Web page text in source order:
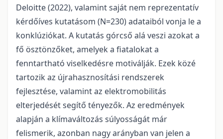
Deloitte (2022), valamint saját nem reprezentatív
kérdőíves kutatásom (N=230) adataiból vonja le a
konklúziókat. A kutatás górcső alá veszi azokat a
fő ösztönzőket, amelyek a fiatalokat a
fenntartható viselkedésre motiválják. Ezek közé
tartozik az újrahasznosítási rendszerek
fejlesztése, valamint az elektromobilitás
elterjedését segítő tényezők. Az eredmények
alapján a klímaváltozás súlyosságát már
felismerik, azonban nagy arányban van jelen a